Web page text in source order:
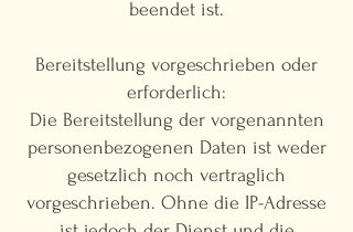
beendet ist.
Bereitstellung vorgeschrieben oder
erforderlich:
Die Bereitstellung der vorgenannten
personenbezogenen Daten ist weder
gesetzlich noch vertraglich
vorgeschrieben. Ohne die IP-Adresse